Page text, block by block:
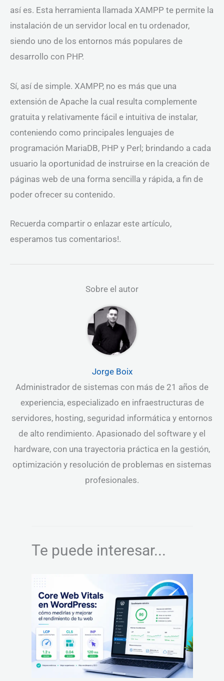
así es. Esta herramienta llamada XAMPP te permite la
instalación de un servidor local en tu ordenador,
siendo uno de los entornos más populares de
desarrollo con PHP.
Sí, así de simple. XAMPP, no es más que una
extensión de Apache la cual resulta complemente
gratuita y relativamente fácil e intuitiva de instalar,
conteniendo como principales lenguajes de
programación MariaDB, PHP y Perl; brindando a cada
usuario la oportunidad de instruirse en la creación de
páginas web de una forma sencilla y rápida, a fin de
poder ofrecer su contenido.
Recuerda compartir o enlazar este artículo,
esperamos tus comentarios!.
Sobre el autor
Jorge Boix
Administrador de sistemas con más de 21 años de
experiencia, especializado en infraestructuras de
servidores, hosting, seguridad informática y entornos
de alto rendimiento. Apasionado del software y el
hardware, con una trayectoria práctica en la gestión,
optimización y resolución de problemas en sistemas
profesionales.
Te puede interesar...